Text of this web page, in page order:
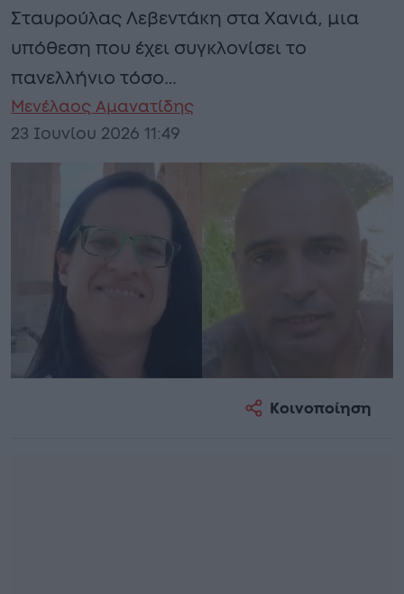
Σταυρούλας Λεβεντάκη στα Χανιά, μια
υπόθεση που έχει συγκλονίσει το
πανελλήνιο τόσο…
Μενέλαος Αμανατίδης
23 Ιουνίου 2026 11:49
Κοινοποίηση